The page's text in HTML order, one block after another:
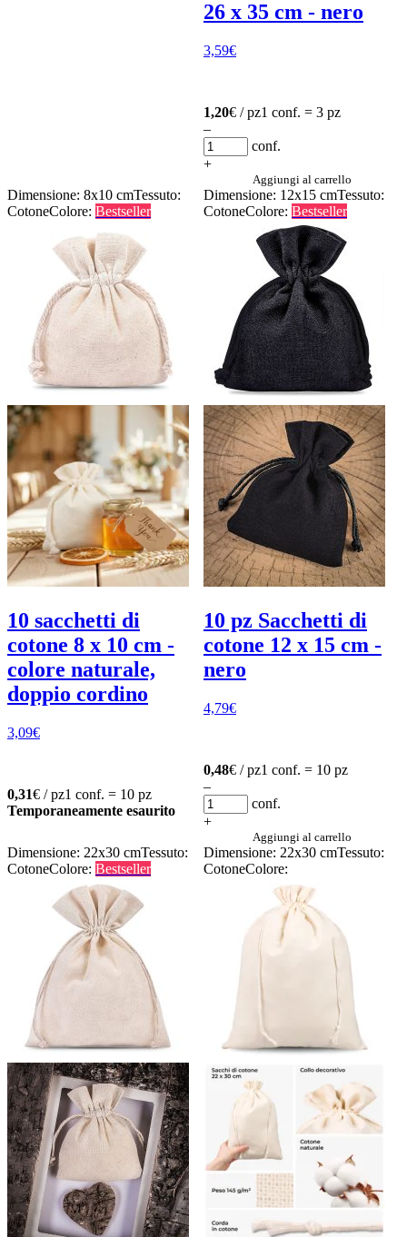
26 x 35 cm - nero
3,59€
1,20€ / pz1 conf. = 3 pz
–
conf.
+
Aggiungi al carrello
Dimensione: 8x10 cmTessuto:
CotoneColore: Bestseller
10 sacchetti di
cotone 8 x 10 cm -
colore naturale,
doppio cordino
3,09€
0,31€ / pz1 conf. = 10 pz
Temporaneamente esaurito
Dimensione: 12x15 cmTessuto:
CotoneColore: Bestseller
10 pz Sacchetti di
cotone 12 x 15 cm -
nero
4,79€
0,48€ / pz1 conf. = 10 pz
–
conf.
+
Aggiungi al carrello
Dimensione: 22x30 cmTessuto:
CotoneColore: Bestseller
Dimensione: 22x30 cmTessuto:
CotoneColore: